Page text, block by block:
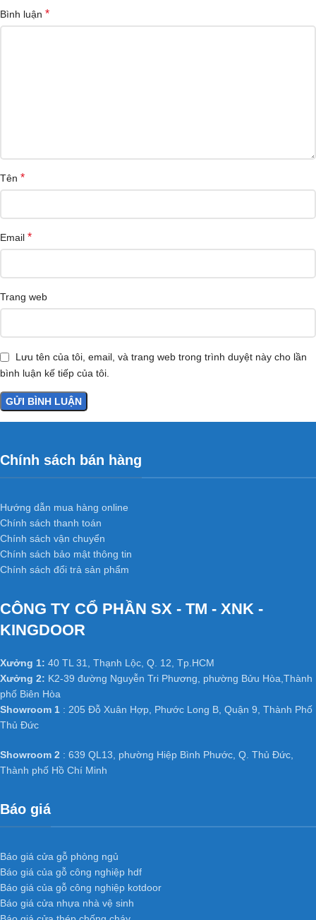
Bình luận *
Tên *
Email *
Trang web
Lưu tên của tôi, email, và trang web trong trình duyệt này cho lần
bình luận kế tiếp của tôi.
Chính sách bán hàng
Hướng dẫn mua hàng online
Chính sách thanh toán
Chính sách vận chuyển
Chính sách bảo mật thông tin
Chính sách đổi trả sản phẩm
CÔNG TY CỔ PHẦN SX - TM - XNK -
KINGDOOR
Xưởng 1: 40 TL 31, Thạnh Lộc, Q. 12, Tp.HCM
Xưởng 2: K2-39 đường Nguyễn Tri Phương, phường Bửu Hòa,Thành
phố Biên Hòa
Showroom 1 : 205 Đỗ Xuân Hợp, Phước Long B, Quận 9, Thành Phố
Thủ Đức
Showroom 2 : 639 QL13, phường Hiệp Bình Phước, Q. Thủ Đức,
Thành phố Hồ Chí Minh
Báo giá
Báo giá cửa gỗ phòng ngủ
Báo giá của gỗ công nghiệp hdf
Báo giá của gỗ công nghiệp kotdoor
Báo giá cửa nhựa nhà vệ sinh